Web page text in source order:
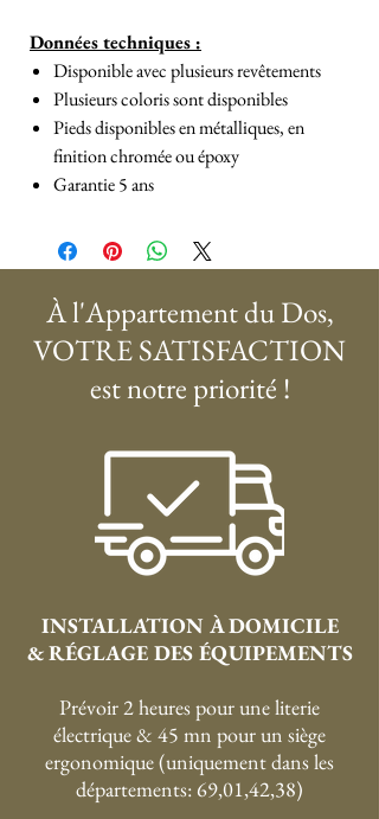
Données techniques :
Disponible avec plusieurs revêtements
Plusieurs coloris sont disponibles
Pieds disponibles en métalliques, en
finition chromée ou époxy
Garantie 5 ans
À l'Appartement du Dos,
VOTRE SATISFACTION
est notre priorité !
INSTALLATION À DOMICILE
& RÉGLAGE DES ÉQUIPEMENTS
Prévoir 2 heures pour une literie
électrique & 45 mn pour un siège
ergonomique (uniquement dans les
départements: 69,01,42,38)